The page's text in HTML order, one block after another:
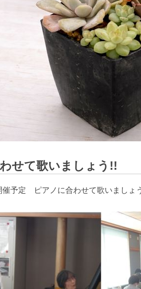
せて歌いましょう!!
催予定 ピアノに合わせて歌いまし